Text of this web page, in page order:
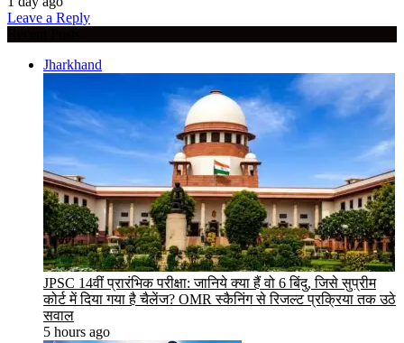
Leave a Reply
Jharkhand
JPSC 14वीं प्रारंभिक परीक्षा: जानिये क्या हैं वो 6 बिंदु, जिसे सुप्रीम
कोर्ट में दिया गया है चैलेंज? OMR स्कैनिंग से रिजल्ट प्रक्रिया तक उठे
सवाल
5 hours ago